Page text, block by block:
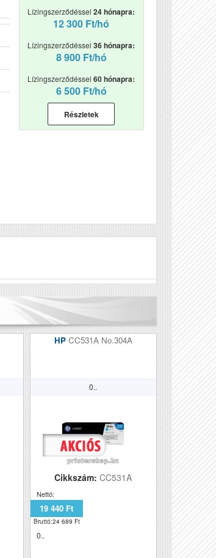
Lízingszerződéssel24 hónapra:
12 300 Ft/hó
Lízingszerződéssel36 hónapra:
8 900 Ft/hó
Lízingszerződéssel60 hónapra:
6 500 Ft/hó
Részletek
HP CC531A No.304A
0..
Cikkszám:CC531A
Nettó:
19 440 Ft
Bruttó:24 689 Ft
0..